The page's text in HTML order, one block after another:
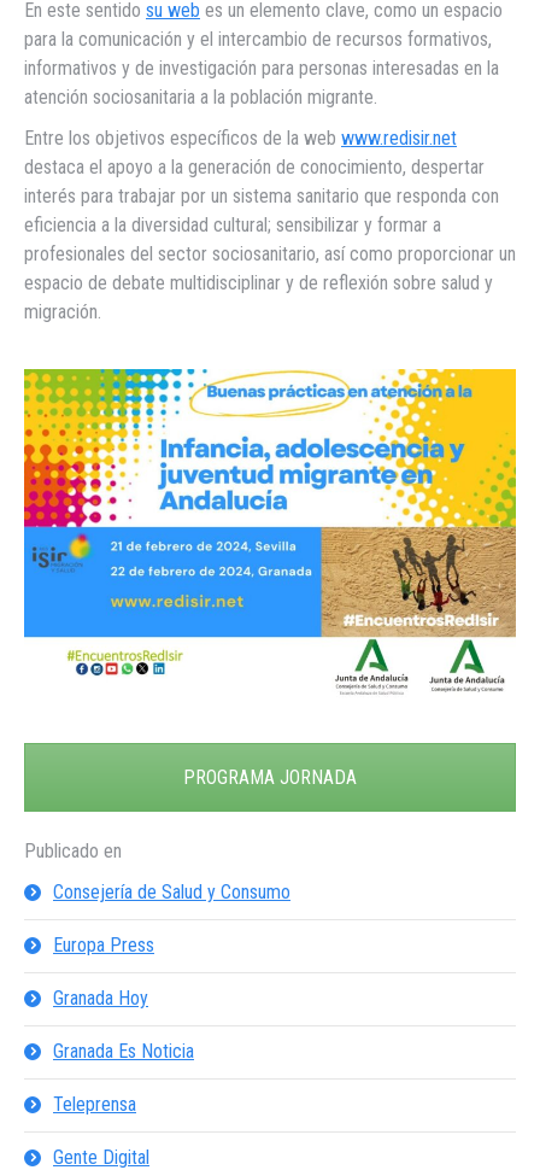
En este sentido su web es un elemento clave, como un espacio
para la comunicación y el intercambio de recursos formativos,
informativos y de investigación para personas interesadas en la
atención sociosanitaria a la población migrante.
Entre los objetivos específicos de la web www.redisir.net
destaca el apoyo a la generación de conocimiento, despertar
interés para trabajar por un sistema sanitario que responda con
eficiencia a la diversidad cultural; sensibilizar y formar a
profesionales del sector sociosanitario, así como proporcionar un
espacio de debate multidisciplinar y de reflexión sobre salud y
migración.
PROGRAMA JORNADA
Publicado en
Consejería de Salud y Consumo
Europa Press
Granada Hoy
Granada Es Noticia
Teleprensa
Gente Digital